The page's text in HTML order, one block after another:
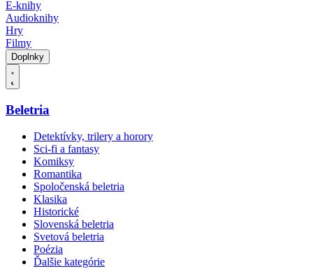
E-knihy
Audioknihy
Hry
Filmy
Doplnky
Beletria
Detektívky, trilery a horory
Sci-fi a fantasy
Komiksy
Romantika
Spoločenská beletria
Klasika
Historické
Slovenská beletria
Svetová beletria
Poézia
Ďalšie kategórie